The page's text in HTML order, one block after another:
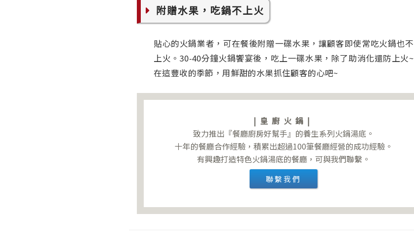
附贈水果，吃鍋不上火
貼心的火鍋業者，可在餐後附贈一碟水果，讓顧客即使常吃火鍋也不
上火。30-40分鐘火鍋饗宴後，吃上一碟水果，除了助消化還防上火~
在這豐收的季節，用鮮甜的水果抓住顧客的心吧~
|皇廚火鍋|
致力推出『餐廳廚房好幫手』的養生系列火鍋湯底。
十年的餐廳合作經驗，積累出超過100筆餐廳經營的成功經驗。
有興趣打造特色火鍋湯底的餐廳，可與我們聯繫。
聯繫我們